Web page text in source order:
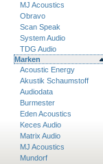
MJ Acoustics
Obravo
Scan Speak
System Audio
TDG Audio
Marken
Acoustic Energy
Akustik Schaumstoff
Audiodata
Burmester
Eden Acoustics
Keces Audio
Matrix Audio
MJ Acoustics
Mundorf